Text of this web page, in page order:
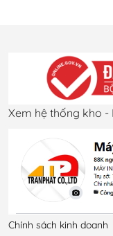
Xem hệ thống kho
Chính sách kinh doanh